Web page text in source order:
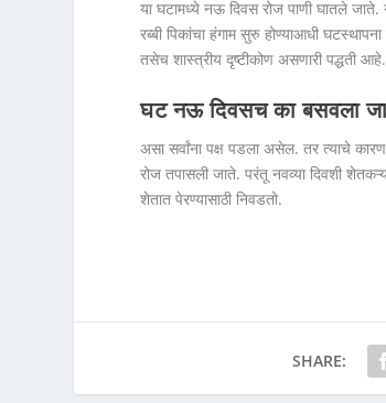
या घटामध्ये नऊ दिवस रोज पाणी घातले
रब्बी पिकांचा हंगाम सुरु होण्याआधी
तसेच शास्त्रीय दृष्टीकोण असणारी पद्धती आहे.
घट नऊ दिवसच का बसवला
असा सर्वांना पक्ष पडला असेल. तर त्याचे
रोज तपासली जाते. परंतू नवव्या दिवशी
शेतात पेरण्यासाठी निवडतो.
SHARE: